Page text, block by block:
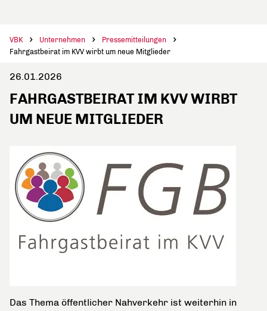
VBK Unternehmen
Pressemitteilungen
Fahrgastbeirat im KVV wirbt um neue Mitglieder
26.01.2026
FAHRGASTBEIRAT IM KVV WIRBT
UM NEUE MITGLIEDER
Das Thema öffentlicher Nahverkehr ist weiterhin in